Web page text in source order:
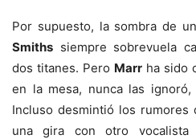
Por supuesto, la sombra de
Smiths siempre sobrevuela
dos titanes. Pero Marr ha sido
en la mesa, nunca las ignoró,
Incluso desmintió los rumores
una gira con otro